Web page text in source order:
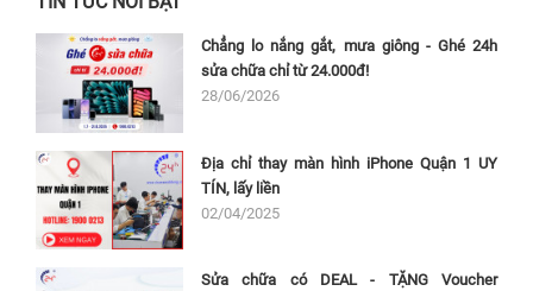
Chẳng lo nắng gắt, mưa giông - Ghé 24h
sửa chữa chỉ từ 24.000đ!
28/06/2026
Địa chỉ thay màn hình iPhone Quận 1 UY
TÍN, lấy liền
02/04/2025
Sửa chữa có DEAL - TẶNG Voucher